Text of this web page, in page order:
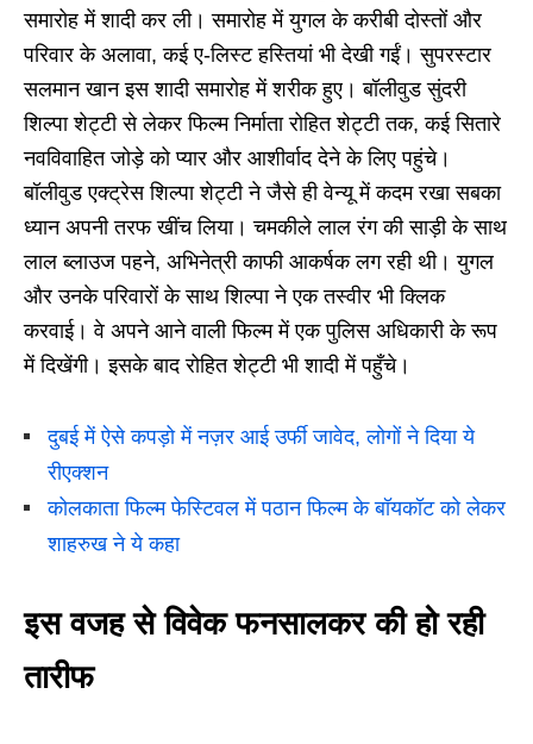
समारोह में शादी कर ली। समारोह में युगल के करीबी दोस्तों और
परिवार के अलावा, कई ए-लिस्ट हस्तियां भी देखी गईं। सुपरस्टार
सलमान खान इस शादी समारोह में शरीक हुए। बॉलीवुड सुंदरी
शिल्पा शेट्टी से लेकर फिल्म निर्माता रोहित शेट्टी तक, कई सितारे
नवविवाहित जोड़े को प्यार और आशीर्वाद देने के लिए पहुंचे।
बॉलीवुड एक्ट्रेस शिल्पा शेट्टी ने जैसे ही वेन्यू में कदम रखा सबका
ध्यान अपनी तरफ खींच लिया। चमकीले लाल रंग की साड़ी के साथ
लाल ब्लाउज पहने, अभिनेत्री काफी आकर्षक लग रही थी। युगल
और उनके परिवारों के साथ शिल्पा ने एक तस्वीर भी क्लिक
करवाई। वे अपने आने वाली फिल्म में एक पुलिस अधिकारी के रूप
में दिखेंगी। इसके बाद रोहित शेट्टी भी शादी में पहुँचे।
दुबई में ऐसे कपड़ो में नज़र आई उर्फी जावेद, लोगों ने दिया ये
रीएक्शन
कोलकाता फिल्म फेस्टिवल में पठान फिल्म के बॉयकॉट को लेकर
शाहरुख ने ये कहा
इस वजह से विवेक फनसालकर की हो रही
तारीफ